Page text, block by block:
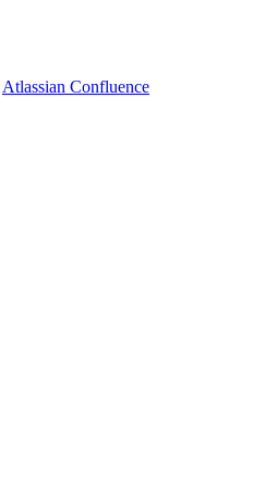
Atlassian Confluence